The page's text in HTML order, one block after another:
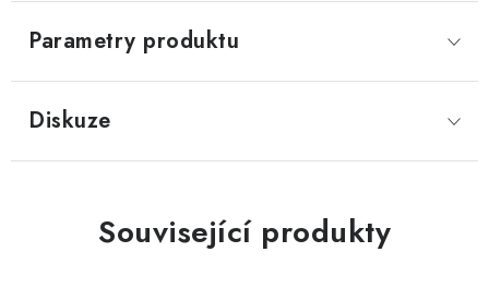
Parametry produktu
Diskuze
Související produkty